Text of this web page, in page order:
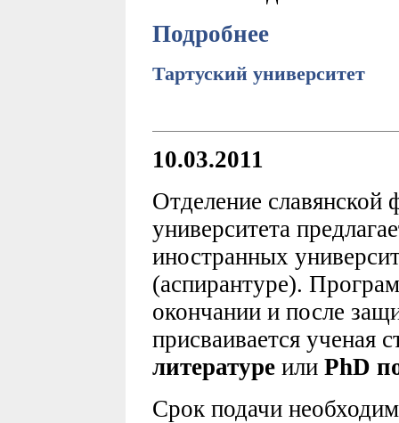
Подробнее
Тартуский университет
10.03.2011
Отделение славянской
университета
иностранных
(аспирантуре).
окончании и после
присваивается ученая
литературе или PhD
Срок подачи